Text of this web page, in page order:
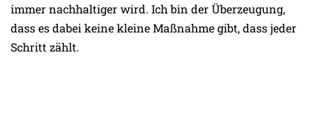
immer nachhaltiger wird. Ich bin der Überzeugung,
dass es dabei keine kleine Maßnahme gibt, dass jeder
Schritt zählt.